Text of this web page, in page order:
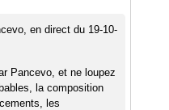
en direct du 19-10-
Pancevo, et ne loupez
la composition
les